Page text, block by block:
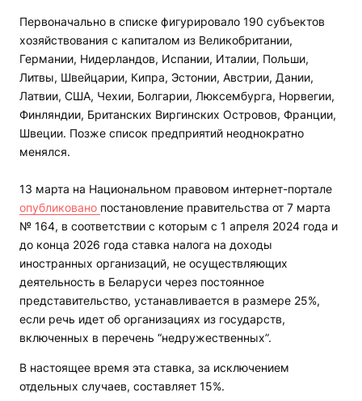
Первоначально в списке фигурировало 190 субъектов
хозяйствования с капиталом из Великобритании,
Германии, Нидерландов, Испании, Италии, Польши,
Литвы, Швейцарии, Кипра, Эстонии, Австрии, Дании,
Латвии, США, Чехии, Болгарии, Люксембурга, Норвегии,
Финляндии, Британских Виргинских Островов, Франции,
Швеции. Позже список предприятий неоднократно
менялся.
13 марта на Национальном правовом интернет-портале
опубликовано постановление правительства от 7 марта
№ 164, в соответствии с которым с 1 апреля 2024 года и
до конца 2026 года ставка налога на доходы
иностранных организаций, не осуществляющих
деятельность в Беларуси через постоянное
представительство, устанавливается в размере 25%,
если речь идет об организациях из государств,
включенных в перечень “недружественных”.
В настоящее время эта ставка, за исключением
отдельных случаев, составляет 15%.